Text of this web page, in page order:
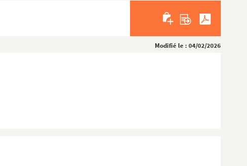
Modifié le : 04/02/2026